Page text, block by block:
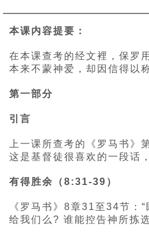
本课内容提要：
在本课查考的经文裡，保罗
本来不蒙神爱，却因信得以
第一部分
引言
上一课所查考的《罗马书
这是基督徒很喜欢的一段话
有得胜余（8:31-39）
《罗马书》8章31至34节：
给我们么? 谁能控告神所拣